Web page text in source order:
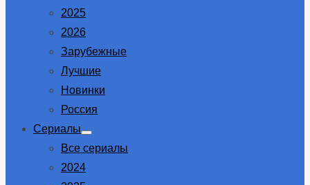
2025
2026
Зарубежные
Лучшие
Новинки
Россия
Сериалы
Show
sub
Все сериалы
2024